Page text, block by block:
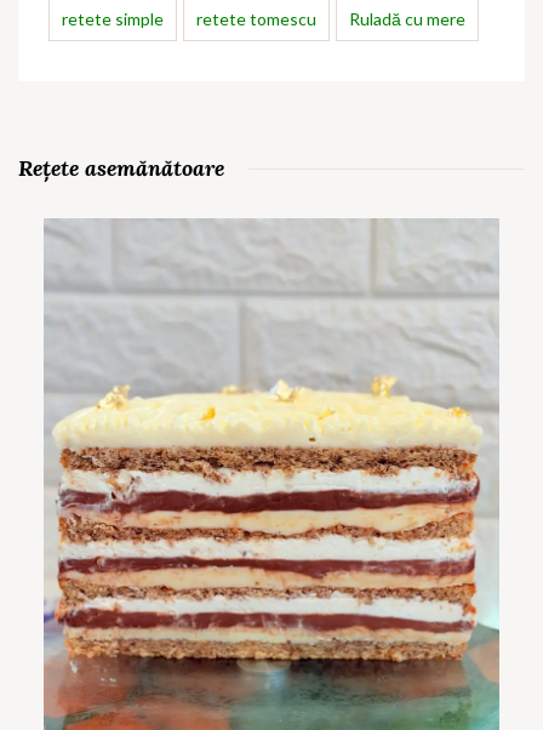
retete simple retete tomescu Ruladă cu mere
Rețete asemănătoare